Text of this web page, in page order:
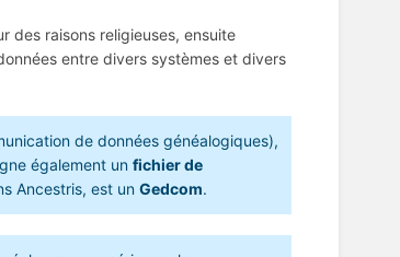
des raisons religieuses, ensuite
entre divers systèmes et divers
de données généalogiques),
également un fichier de
Ancestris, est un Gedcom.